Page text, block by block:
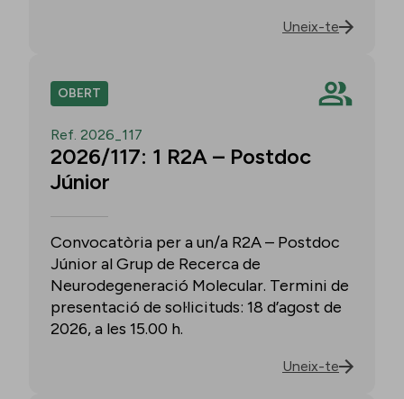
Uneix-te
OBERT
Ref. 2026_117
2026/117: 1 R2A – Postdoc
Júnior
Convocatòria per a un/a R2A – Postdoc
Júnior al Grup de Recerca de
Neurodegeneració Molecular. Termini de
presentació de sol·licituds: 18 d’agost de
2026, a les 15.00 h.
Uneix-te